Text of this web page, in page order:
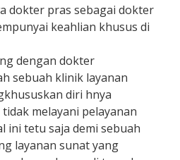
dokter pras sebagai dokter
keahlian khusus di
dengan dokter
sebuah klinik layanan
diri hnya
melayani pelayanan
ini tetu saja demi sebuah
layanan sunat yang